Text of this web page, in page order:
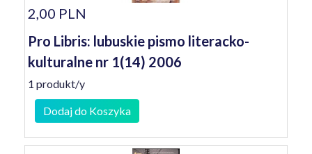
2,00 PLN
Pro Libris: lubuskie pismo literacko-
kulturalne nr 1(14) 2006
1 produkt/y
Dodaj do Koszyka